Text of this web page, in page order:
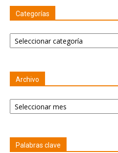
Categorías
Categorías
Archivo
Archivo
Palabras clave